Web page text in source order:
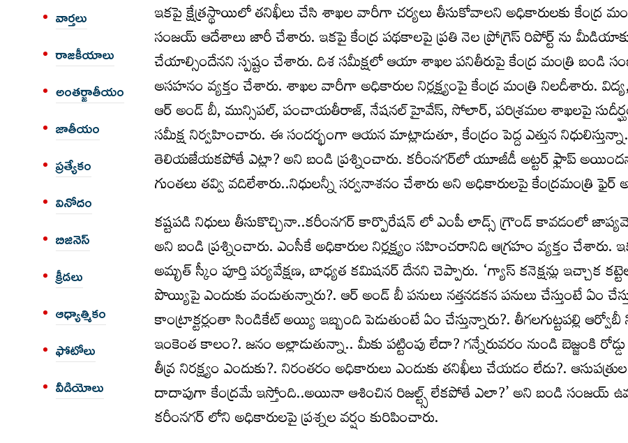
వార్త‌లు
రాజకీయాలు
అంత‌ర్జాతీయం
జాతీయం
ప్రత్యేకం
వినోదం
బిజినెస్
క్రీడలు
ఆధ్యాత్మికం
ఫోటోలు
వీడియోలు
ఇకపై క్షేత్రస్థాయిలో తనిఖీలు చేసి శాఖల వారీగా చర్యలు తీసుకోవాలని అధికారులకు కేంద్ర
సంజయ్ ఆదేశాలు జారీ చేశారు. ఇకపై కేంద్ర పథకాలపై ప్రతి నెల ప్రోగ్రెస్ రిపోర్ట్ ను
చేయాల్సిందేనని స్పష్టం చేశారు. దిశ సమీక్షలో ఆయా శాఖల పనితీరుపై కేంద్ర మంత్రి బండి
అసహనం వ్యక్తం చేశారు. శాఖల వారీగా అధికారుల నిర్లక్ష్యంపై కేంద్ర మంత్రి నిలదీశారు.
ఆర్ అండ్ బీ, మున్సిపల్, పంచాయతీరాజ్, నేషనల్ హైవేస్, సోలార్, పరిశ్రమల శాఖలపై
సమీక్ష నిర్వహించారు. ఈ సందర్భంగా ఆయన మాట్లాడుతూ, కేంద్రం పెద్ద ఎత్తున
తెలియజేయకపోతే ఎట్లా? అని బండి ప్రశ్నించారు. కరీంనగర్‌లో యూజీడీ అట్టర్ ఫ్లాప్
గుంతలు తవ్వి వదిలేశారు..నిధులన్నీ సర్వనాశనం చేశారు అని అధికారులపై కేంద్రమంత్రి ఫైర్
కష్టపడి నిధులు తీసుకొచ్చినా..కరీంనగర్ కార్పొరేషన్ లో ఎంపీ లాడ్స్ గ్రౌండ్ కావడంలో
అని బండి ప్రశ్నించారు. ఎంసీకే అధికారుల నిర్లక్ష్యం సహించరానిది ఆగ్రహం వ్యక్తం చేశారు.
అమృత్ స్కీం పూర్తి పర్యవేక్షణ, బాధ్యత కమిషనర్ దేనని చెప్పారు. ‘గ్యాస్ కనెక్షన్లు ఇచ్చాక
పొయ్యిపై ఎందుకు వండుతున్నారు?. ఆర్ అండ్ బీ పనులు నత్తనడకన పనులు చేస్తుంటే ఏం
కాంట్రాక్టర్లంతా సిండికేట్ అయ్యి ఇబ్బంది పెడుతుంటే ఏం చేస్తున్నారు?. తీగలగుట్టపల్లి
ఇంకెంత కాలం?. జనం అల్లాడుతున్నా.. మీకు పట్టింపు లేదా? గన్నేరువరం నుండి బెజ్జంకి
తీవ్ర నిరక్ష్యం ఎందుకు?. నిరంతరం అధికారులు ఎందుకు తనిఖీలు చేయడం లేదు?.
దాదాపుగా కేంద్రమే ఇస్తోంది..అయినా ఆశించిన రిజల్ట్స్ లేకపోతే ఎలా?’ అని బండి సంజయ్
కరీంనగర్ లోని అధికారులపై ప్రశ్నల వర్షం కురిపించారు.